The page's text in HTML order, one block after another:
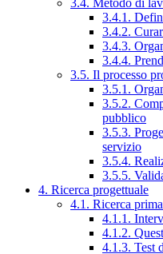
3.4. Metodo di
3.4.1.
3.4.2.
3.4.3.
3.4.4.
3.5. Il processo
3.5.1.
3.5.2.
pubblico
3.5.3.
servizio
3.5.4.
3.5.5.
4. Ricerca progettuale
4.1. Ricerca
4.1.1.
4.1.2.
4.1.3. Test